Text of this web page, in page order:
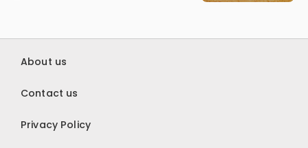
About us
Contact us
Privacy Policy